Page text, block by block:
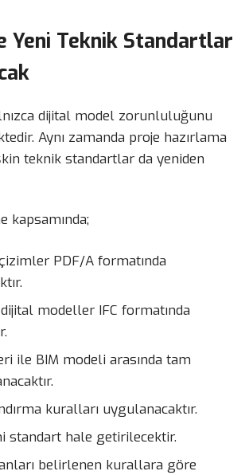
Yeni Teknik Standartlar
dijital model zorunluluğunu
Aynı zamanda proje hazırlama
teknik standartlar da yeniden
kapsamında;
PDF/A formatında
modeller IFC formatında
ile BIM modeli arasında tam
kuralları uygulanacaktır.
standart hale getirilecektir.
belirlenen kurallara göre